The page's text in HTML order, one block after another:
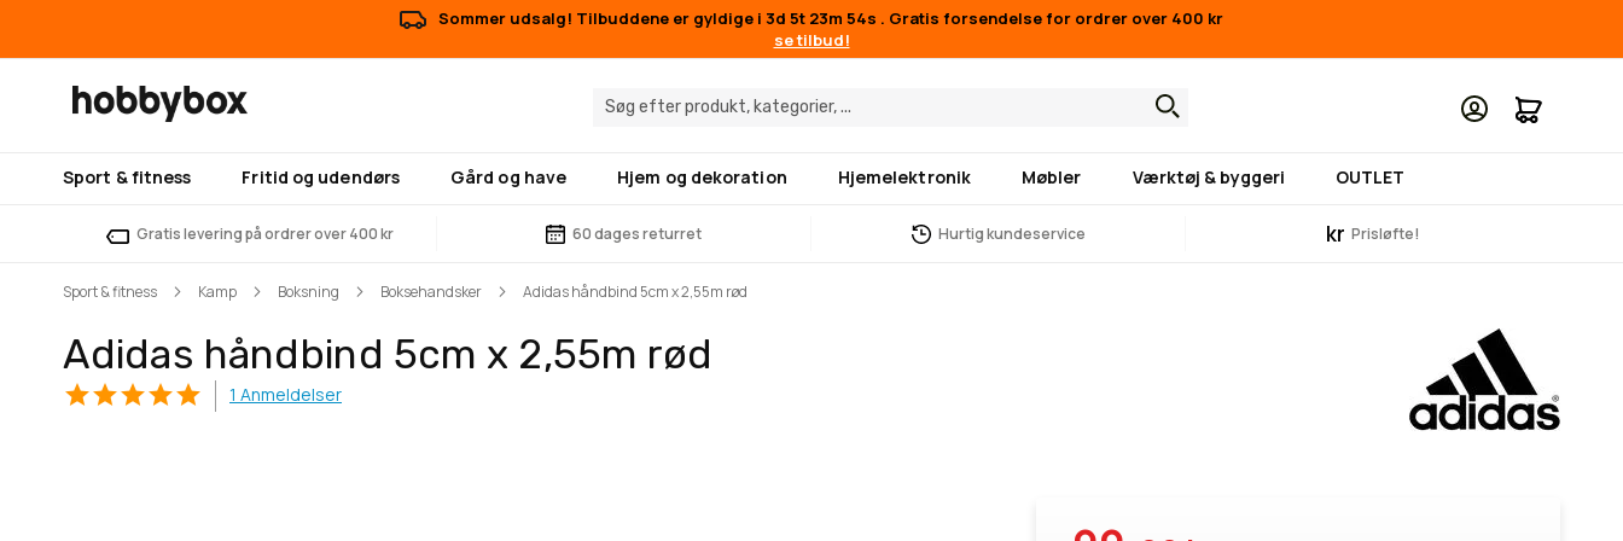
Sommer udsalg! Tilbuddene er gyldige i 3d 5t 23m 54s . Gratis forsendelse for ordrer over 400 kr
se tilbud!
Min
Sport & fitness Fritid og udendørs Gård og have Hjem og dekoration Hjemelektronik Møbler Værktøj & byggeri OUTLET
Gratis levering på ordrer over 400 kr 60 dages returret Hurtig kundeservice kr Prisløfte!
Sport & fitness Kamp Boksning Boksehandsker Adidas håndbind 5cm x 2,55m rød
Adidas håndbind 5cm x 2,55m rød
1 Anmeldelser